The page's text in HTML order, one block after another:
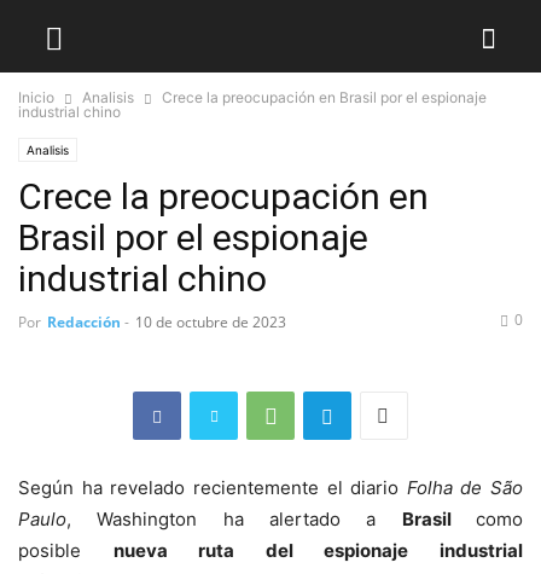
Inicio Analisis
Crece la preocupación en Brasil por el espionaje
industrial chino
Analisis
Crece la preocupación en
Brasil por el espionaje
industrial chino
Por Redacción - 10 de octubre de 2023 0
Según ha revelado recientemente el diario Folha de São
Paulo, Washington ha alertado a Brasilcomo
posible nueva ruta del espionaje industrial